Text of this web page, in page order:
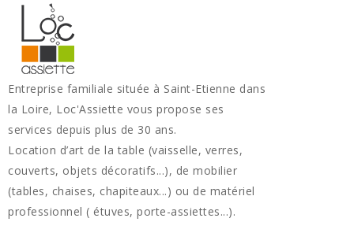
Entreprise familiale située à Saint-Etienne dans
la Loire, Loc'Assiette vous propose ses
services depuis plus de 30 ans.
Location d’art de la table (vaisselle, verres,
couverts, objets décoratifs...), de mobilier
(tables, chaises, chapiteaux...) ou de matériel
professionnel ( étuves, porte-assiettes...).